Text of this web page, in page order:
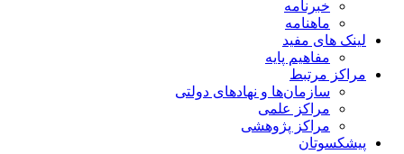
خبرنامه
ماهنامه
لینک های مفید
مفاهیم پایه
مراکز مرتبط
سازمان‌ها و نهادهای دولتی
مراکز علمی
مراکز پژوهشی
پیشکسوتان